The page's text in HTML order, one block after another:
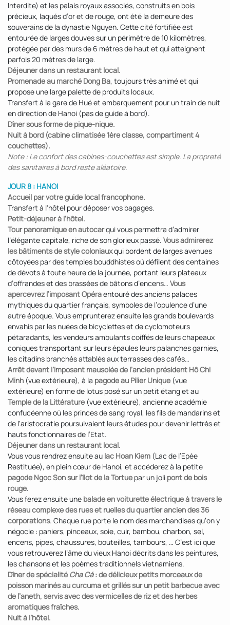
Interdite) et les palais royaux associés, construits en bois
précieux, laqués d’or et de rouge, ont été la demeure des
souverains de la dynastie Nguyen. Cette cité fortifiée est
entourée de larges douves sur un périmètre de 10 kilomètres,
protégée par des murs de 6 mètres de haut et qui atteignent
parfois 20 mètres de large.
Déjeuner dans un restaurant local.
Promenade au marché Dong Ba, toujours très animé et qui
propose une large palette de produits locaux.
Transfert à la gare de Hué et embarquement pour un train de nuit
en direction de Hanoi (pas de guide à bord).
Dîner sous forme de pique-nique.
Nuit à bord (cabine climatisée 1ère classe, compartiment 4
couchettes).
Note : Le confort des cabines-couchettes est simple. La propreté
des sanitaires à bord reste aléatoire.
JOUR 8 : HANOI
Accueil par votre guide local francophone.
Transfert à l'hôtel pour déposer vos bagages.
Petit-déjeuner à l’hôtel.
Tour panoramique en autocarqui vous permettra d’admirer
l’élégante capitale, riche de son glorieux passé. Vous admirerez
les bâtiments de style coloniauxqui bordent de larges avenues
côtoyées par des temples bouddhistes où défilent des centaines
de dévots à toute heure de la journée, portant leurs plateaux
d’offrandes et des brassées de bâtons d’encens… Vous
apercevrez l’imposant Opéraentouré des anciens palaces
mythiques du quartier français, symboles de l’opulence d’une
autre époque. Vous emprunterez ensuite les grands boulevards
envahis par les nuées de bicyclettes et de cyclomoteurs
pétaradants, les vendeurs ambulants coiffés de leurs chapeaux
coniques transportant sur leurs épaules leurs palanches garnies,
les citadins branchés attablés aux terrasses des cafés…
Arrêt devant l’imposant mausolée de l’ancien président Hô Chi
Minh (vue extérieure), à la pagode au Pilier Unique (vue
extérieure) en forme de lotus posé sur un petit étang et au
Temple de la Littérature (vue extérieure), ancienne académie
confucéenne où les princes de sang royal, les fils de mandarins et
de l'aristocratie poursuivaient leurs études pour devenir lettrés et
hauts fonctionnaires de l’Etat.
Déjeuner dans un restaurant local.
Vous vous rendrez ensuite au lac Hoan Kiem (Lac de l’Epée
Restituée), en plein cœur de Hanoi, et accéderez à la petite
pagode Ngoc Son sur l’îlot de la Tortue par un joli pont de bois
rouge.
Vous ferez ensuite une balade en voiturette électrique à travers le
réseau complexe des rues et ruelles du quartier ancien des 36
corporations. Chaque rue porte le nom des marchandises qu’on y
négocie : paniers, pinceaux, soie, cuir, bambou, charbon, sel,
encens, pipes, chaussures, bouteilles, tambours, … C’est ici que
vous retrouverez l’âme du vieux Hanoi décrits dans les peintures,
les chansons et les poèmes traditionnels vietnamiens.
Dîner de spécialité Cha Cá: de délicieux petits morceaux de
poisson marinés au curcuma et grillés sur un petit barbecue avec
de l’aneth, servis avec des vermicelles de riz et des herbes
aromatiques fraîches.
Nuit à l’hôtel.